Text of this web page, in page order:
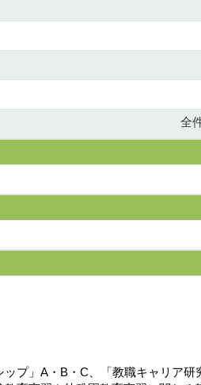
全
プ」A・B・C、「教職キャリア研